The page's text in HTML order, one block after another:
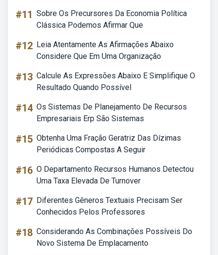
#11 Sobre Os Precursores Da Economia Política
Clássica Podemos Afirmar Que
#12 Leia Atentamente As Afirmações Abaixo
Considere Que Em Uma Organização
#13 Calcule As Expressões Abaixo E Simplifique O
Resultado Quando Possível
#14 Os Sistemas De Planejamento De Recursos
Empresariais Erp São Sistemas
#15 Obtenha Uma Fração Geratriz Das Dízimas
Periódicas Compostas A Seguir
#16 O Departamento Recursos Humanos Detectou
Uma Taxa Elevada De Turnover
#17 Diferentes Gêneros Textuais Precisam Ser
Conhecidos Pelos Professores
#18 Considerando As Combinações Possíveis Do
Novo Sistema De Emplacamento